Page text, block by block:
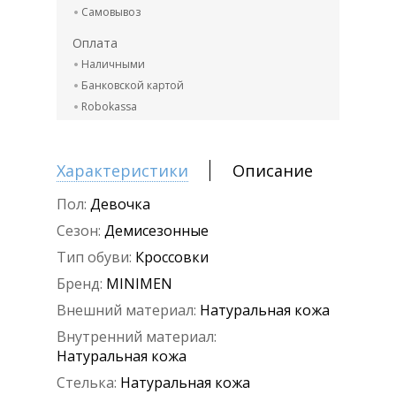
Самовывоз
Оплата
Наличными
Банковской картой
Robokassa
Характеристики Описание
Пол: Девочка
Сезон: Демисезонные
Тип обуви: Кроссовки
Бренд: MINIMEN
Внешний материал: Натуральная кожа
Внутренний материал:
Натуральная кожа
Стелька: Натуральная кожа